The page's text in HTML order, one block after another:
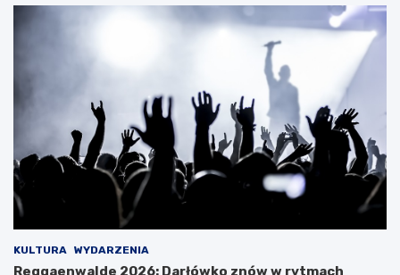
KULTURA WYDARZENIA
Reggaenwalde 2026: Darłówko znów w rytmach